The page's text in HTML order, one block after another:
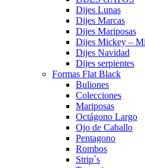
Dijes Lunas
Dijes Marcas
Dijes Mariposas
Dijes Mickey –
Dijes Navidad
Dijes serpientes
Formas Flat Black
Buliones
Colecciones
Mariposas
Octágono Largo
Ojo de Caballo
Pentagono
Rombos
Strip´s